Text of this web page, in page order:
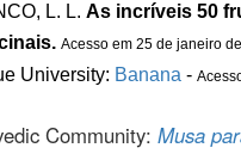
L. L. As incríveis 50
. Acesso em 25 de janeiro
University: Banana -
Community: Musa